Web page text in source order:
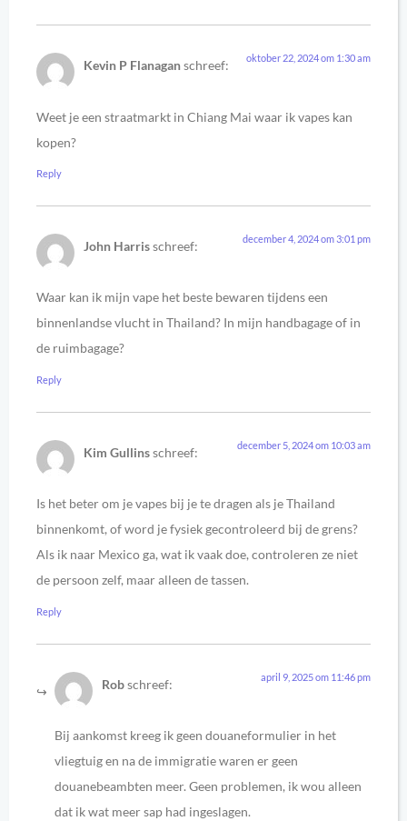
Kevin P Flanaganschreef: oktober 22, 2024 om 1:30 am
Weet je een straatmarkt in Chiang Mai waar ik vapes kan
kopen?
Reply
John Harrisschreef: december 4, 2024 om 3:01 pm
Waar kan ik mijn vape het beste bewaren tijdens een
binnenlandse vlucht in Thailand? In mijn handbagage of in
de ruimbagage?
Reply
Kim Gullinsschreef: december 5, 2024 om 10:03 am
Is het beter om je vapes bij je te dragen als je Thailand
binnenkomt, of word je fysiek gecontroleerd bij de grens?
Als ik naar Mexico ga, wat ik vaak doe, controleren ze niet
de persoon zelf, maar alleen de tassen.
Reply
Robschreef: april 9, 2025 om 11:46 pm
Bij aankomst kreeg ik geen douaneformulier in het
vliegtuig en na de immigratie waren er geen
douanebeambten meer. Geen problemen, ik wou alleen
dat ik wat meer sap had ingeslagen.